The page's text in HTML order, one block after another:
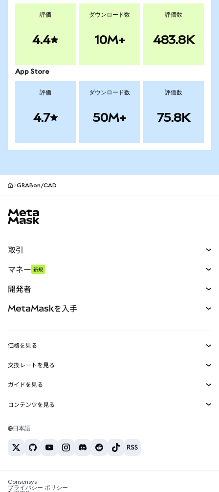
評価
4.4
ダウンロード数
10M+
評価数
483.8K
App Store
評価
4.7
ダウンロード数
50M+
評価数
75.8K
GRABon/CAD
取引
パーペチュアル
RWA
マネー 新規
開発者
MetaMask Connect
Snaps
Web3サービス
MetaMaskを入手
セキュリティ
サポート
キャリア
お問い合わせ
価格を見る
イーサリアムの価格
Solanaの価格
Tetherの価格
交換レートを見る
ETH→USD
USDT→INR
BTC→INR
ETH→USDT
ガイドを見る
ETHの購入
USDTの購入
SHIBの購入
コンテンツを見る
Solanaウォレット
税制関連ニュース
日本語
Consensys
プライバシー ポリシー